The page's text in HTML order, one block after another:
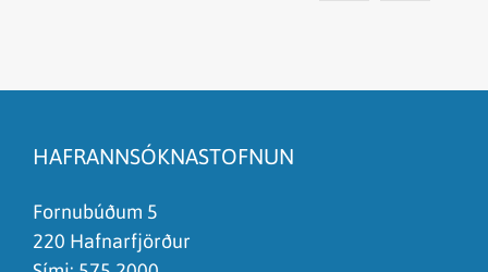
Það er of mikið efni á síðunni
Ég skil ekki efnið, finnst það of flókið
HAFRANNSÓKNASTOFNUN
Fornubúðum 5
220 Hafnarfjörður